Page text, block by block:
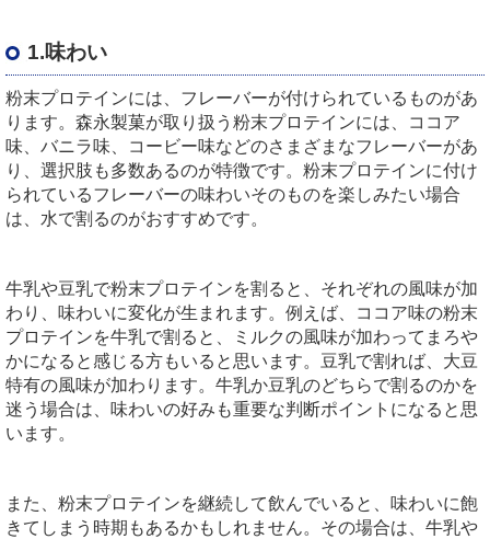
1.味わい
粉末プロテインには、フレーバーが付けられているものがあ
ります。森永製菓が取り扱う粉末プロテインには、ココア
味、バニラ味、コービー味などのさまざまなフレーバーがあ
り、選択肢も多数あるのが特徴です。粉末プロテインに付け
られているフレーバーの味わいそのものを楽しみたい場合
は、水で割るのがおすすめです。
牛乳や豆乳で粉末プロテインを割ると、それぞれの風味が加
わり、味わいに変化が生まれます。例えば、ココア味の粉末
プロテインを牛乳で割ると、ミルクの風味が加わってまろや
かになると感じる方もいると思います。豆乳で割れば、大豆
特有の風味が加わります。牛乳か豆乳のどちらで割るのかを
迷う場合は、味わいの好みも重要な判断ポイントになると思
います。
また、粉末プロテインを継続して飲んでいると、味わいに飽
きてしまう時期もあるかもしれません。その場合は、牛乳や